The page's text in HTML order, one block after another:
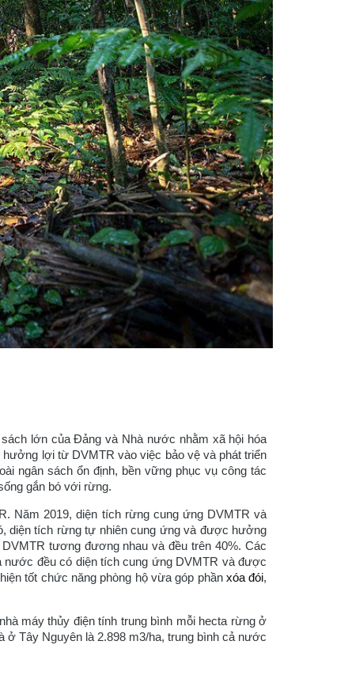
lớn của Đảng và Nhà nước nhằm xã hội hóa
lợi từ DVMTR vào việc bảo vệ và phát triển
ngân sách ổn định, bền vững phục vụ công tác
gắn bó với rừng.
Năm 2019, diện tích rừng cung ứng DVMTR và
diện tích rừng tự nhiên cung ứng và được hưởng
tương đương nhau và đều trên 40%. Các
nước đều có diện tích cung ứng DVMTR và được
tốt chức năng phòng hộ vừa góp phần xóa đói,
máy thủy điện tính trung bình mỗi hecta rừng ở
Tây Nguyên là 2.898 m3/ha, trung bình cả nước